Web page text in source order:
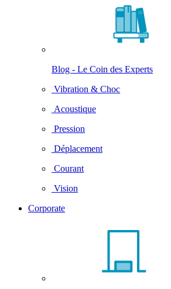
Blog - Le Coin des Experts
Vibration & Choc
Acoustique
Pression
Déplacement
Courant
Vision
Corporate